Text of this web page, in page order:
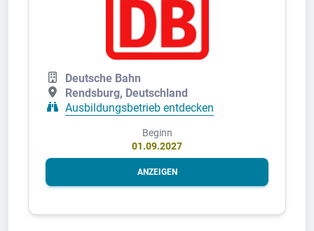
Deutsche Bahn
Rendsburg, Deutschland
Ausbildungsbetrieb entdecken
Beginn
01.09.2027
ANZEIGEN